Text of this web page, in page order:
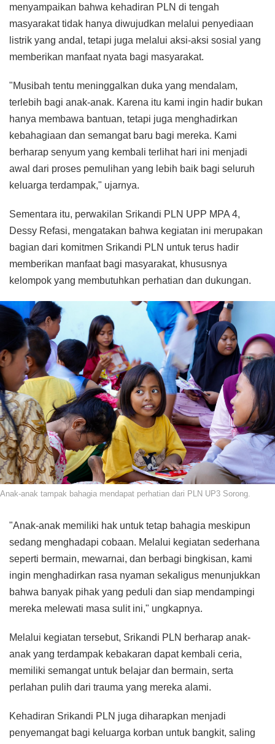
menyampaikan bahwa kehadiran PLN di tengah
masyarakat tidak hanya diwujudkan melalui penyediaan
listrik yang andal, tetapi juga melalui aksi-aksi sosial yang
memberikan manfaat nyata bagi masyarakat.
"Musibah tentu meninggalkan duka yang mendalam,
terlebih bagi anak-anak. Karena itu kami ingin hadir bukan
hanya membawa bantuan, tetapi juga menghadirkan
kebahagiaan dan semangat baru bagi mereka. Kami
berharap senyum yang kembali terlihat hari ini menjadi
awal dari proses pemulihan yang lebih baik bagi seluruh
keluarga terdampak," ujarnya.
Sementara itu, perwakilan Srikandi PLN UPP MPA 4,
Dessy Refasi, mengatakan bahwa kegiatan ini merupakan
bagian dari komitmen Srikandi PLN untuk terus hadir
memberikan manfaat bagi masyarakat, khususnya
kelompok yang membutuhkan perhatian dan dukungan.
Anak-anak tampak bahagia mendapat perhatian dari PLN UP3 Sorong.
"Anak-anak memiliki hak untuk tetap bahagia meskipun
sedang menghadapi cobaan. Melalui kegiatan sederhana
seperti bermain, mewarnai, dan berbagi bingkisan, kami
ingin menghadirkan rasa nyaman sekaligus menunjukkan
bahwa banyak pihak yang peduli dan siap mendampingi
mereka melewati masa sulit ini," ungkapnya.
Melalui kegiatan tersebut, Srikandi PLN berharap anak-
anak yang terdampak kebakaran dapat kembali ceria,
memiliki semangat untuk belajar dan bermain, serta
perlahan pulih dari trauma yang mereka alami.
Kehadiran Srikandi PLN juga diharapkan menjadi
penyemangat bagi keluarga korban untuk bangkit, saling